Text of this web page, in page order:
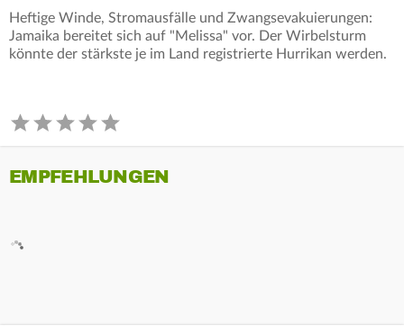
Heftige Winde, Stromausfälle und Zwangsevakuierungen:
Jamaika bereitet sich auf "Melissa" vor. Der Wirbelsturm
könnte der stärkste je im Land registrierte Hurrikan werden.
EMPFEHLUNGEN